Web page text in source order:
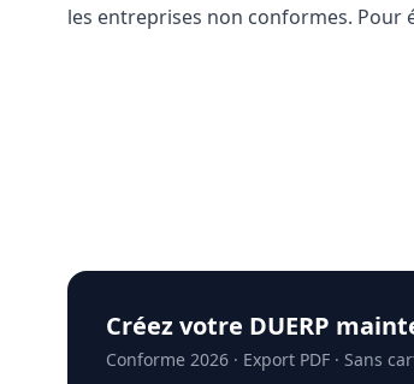
les entreprises non conformes. Pour
Créez votre DUERP
Conforme 2026 · Export PDF · Sans